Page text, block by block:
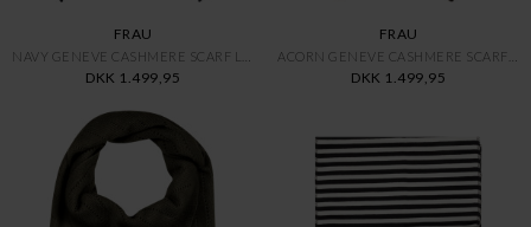
FRAU
DKK 1.499,95
FRAU
DKK 1.499,95